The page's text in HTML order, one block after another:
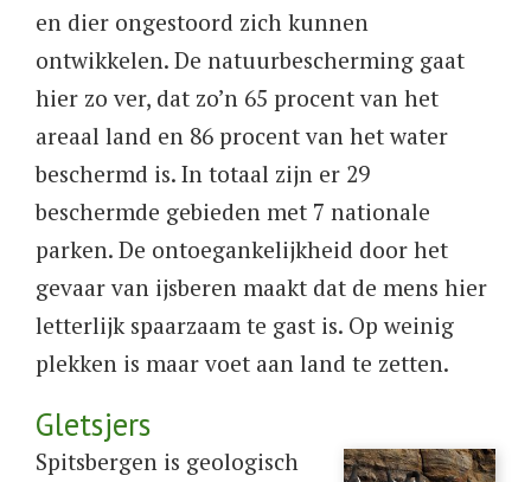
en dier ongestoord zich kunnen
ontwikkelen. De natuurbescherming gaat
hier zo ver, dat zo’n 65 procent van het
areaal land en 86 procent van het water
beschermd is. In totaal zijn er 29
beschermde gebieden met 7 nationale
parken. De ontoegankelijkheid door het
gevaar van ijsberen maakt dat de mens hier
letterlijk spaarzaam te gast is. Op weinig
plekken is maar voet aan land te zetten.
Gletsjers
Spitsbergen is geologisch